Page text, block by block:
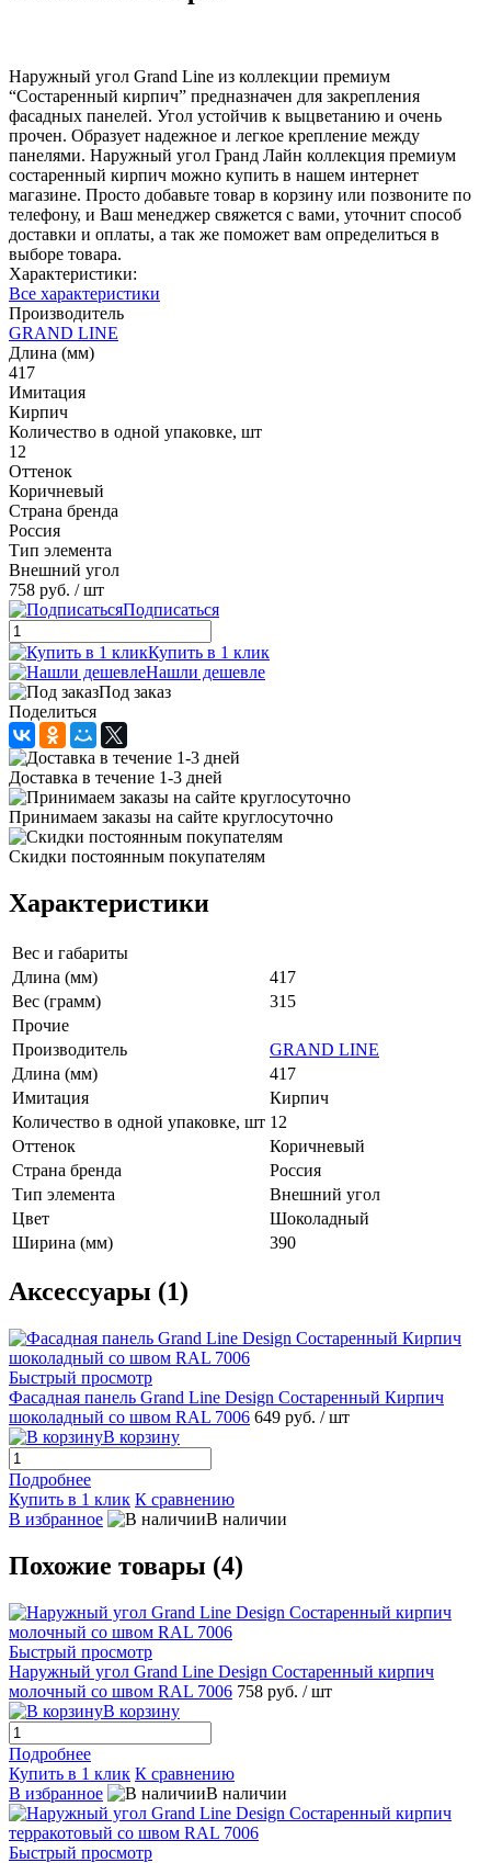
Наружный угол Grand Line из коллекции премиум
“Состаренный кирпич” предназначен для закрепления
фасадных панелей. Угол устойчив к выцветанию и очень
прочен. Образует надежное и легкое крепление между
панелями. Наружный угол Гранд Лайн коллекция премиум
состаренный кирпич можно купить в нашем интернет
магазине. Просто добавьте товар в корзину или позвоните по
телефону, и Ваш менеджер свяжется с вами, уточнит способ
доставки и оплаты, а так же поможет вам определиться в
выборе товара.
Характеристики:
Все характеристики
Производитель
GRAND LINE
Длина (мм)
417
Имитация
Кирпич
Количество в одной упаковке, шт
12
Оттенок
Коричневый
Страна бренда
Россия
Тип элемента
Внешний угол
758 руб. / шт
Подписаться
Купить в 1 клик
Нашли дешевле
Под заказ
Поделиться
Доставка в течение 1-3 дней
Принимаем заказы на сайте круглосуточно
Скидки постоянным покупателям
Характеристики
Вес и габариты
Длина (мм)
417
Вес (грамм)
315
Прочие
Производитель
GRAND LINE
Длина (мм)
417
Имитация
Кирпич
Количество в одной упаковке, шт 12
Оттенок
Коричневый
Страна бренда
Россия
Тип элемента
Внешний угол
Цвет
Шоколадный
Ширина (мм)
390
Аксессуары (1)
Быстрый просмотр
Фасадная панель Grand Line Design Состаренный Кирпич
шоколадный со швом RAL 7006 649 руб. / шт
В корзину
Подробнее
Купить в 1 клик К сравнению
В избранное
В наличии
Похожие товары (4)
Быстрый просмотр
Наружный угол Grand Line Design Состаренный кирпич
молочный со швом RAL 7006 758 руб. / шт
В корзину
Подробнее
Купить в 1 клик К сравнению
В избранное
В наличии
Быстрый просмотр